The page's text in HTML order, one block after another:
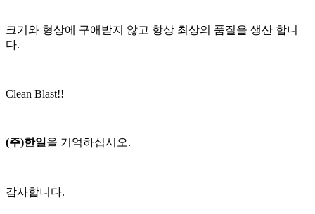
크기와 형상에 구애받지 않고 항상 최상의 품질을 생산 합니
다.
Clean Blast!!
(주)한일을 기억하십시오.
감사합니다.